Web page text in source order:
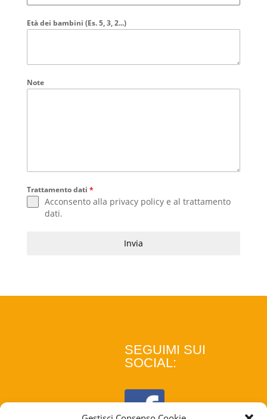
Età dei bambini (Es. 5, 3, 2...)
Note
Trattamento dati *
Acconsento alla privacy policye al trattamento
dati.
Invia
SEGUIMI SUI
SOCIAL: